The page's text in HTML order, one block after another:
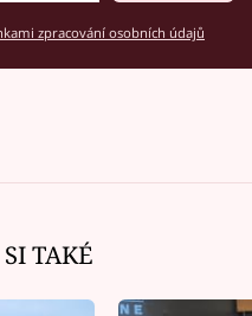
zpracování osobních údajů
TAKÉ